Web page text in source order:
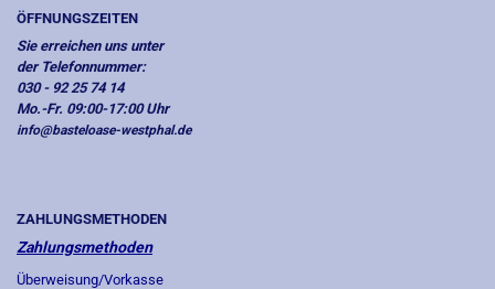
ÖFFNUNGSZEITEN
Sie erreichen uns unter
der Telefonnummer:
030 - 92 25 74 14
Mo.-Fr. 09:00-17:00 Uhr
info@basteloase-westphal.de
ZAHLUNGSMETHODEN
Zahlungsmethoden
Überweisung/Vorkasse